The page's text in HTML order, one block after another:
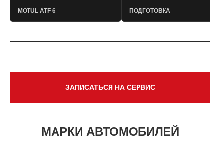
MOTUL ATF 6 ПОДГОТОВКА
ЗАПИСАТЬСЯ НА СЕРВИС
МАРКИ АВТОМОБИЛЕЙ